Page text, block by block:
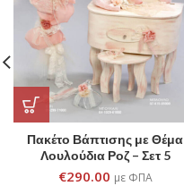
Πακέτο Βάπτισης με Θέμα
Λουλούδια Ροζ – Σετ 5
Τεμαχίων
€290.00 με ΦΠΑ